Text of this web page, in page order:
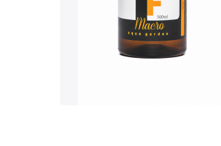
KOSÁRBA
QUICK VIEW